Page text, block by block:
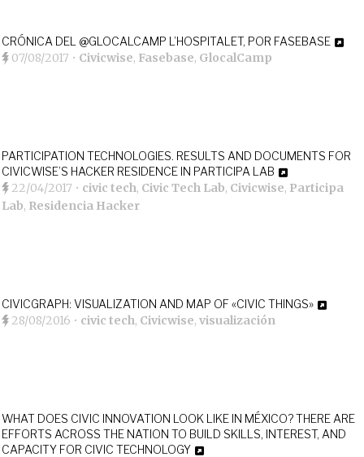
CRÓNICA DEL @GLOCALCAMP L’HOSPITALET, POR FASEBASE
07/08/2017 • Civicwise, Fasebase, GlocalCamp
PARTICIPATION TECHNOLOGIES. RESULTS AND DOCUMENTS FOR
CIVICWISE’S HACKER RESIDENCE IN PARTICIPA LAB
22/04/2017 • civic tech, Civic Tech Lab, Civicwise, Participa
Lab, Residencia Hacker
CIVICGRAPH: VISUALIZATION AND MAP OF «CIVIC THINGS»
28/08/2016 • civic tech, Civicwise,visualización
WHAT DOES CIVIC INNOVATION LOOK LIKE IN MÉXICO? THERE ARE
EFFORTS ACROSS THE NATION TO BUILD SKILLS, INTEREST, AND
CAPACITY FOR CIVIC TECHNOLOGY